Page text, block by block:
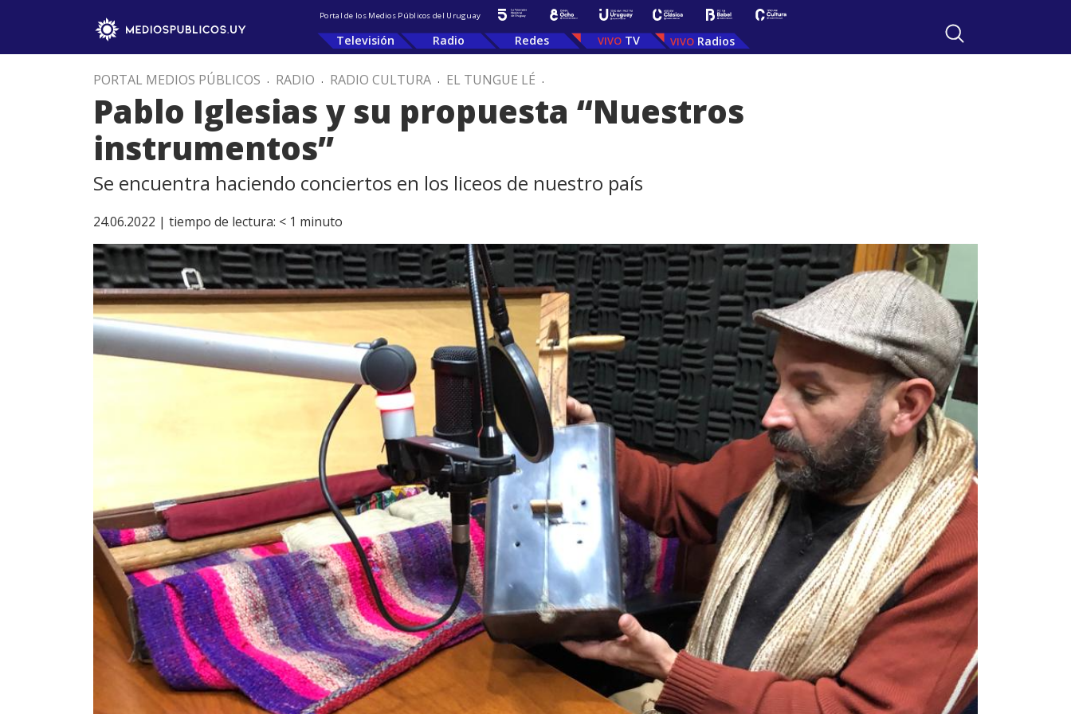
Portal de los Medios Públicos del Uruguay
Televisión Radio Redes TV Radios
PORTAL MEDIOS PÚBLICOS . RADIO . RADIO CULTURA . EL TUNGUE LÉ .
Pablo Iglesias y su propuesta “Nuestros
instrumentos”
Se encuentra haciendo conciertos en los liceos de nuestro país
24.06.2022 | tiempo de lectura: < 1 minuto